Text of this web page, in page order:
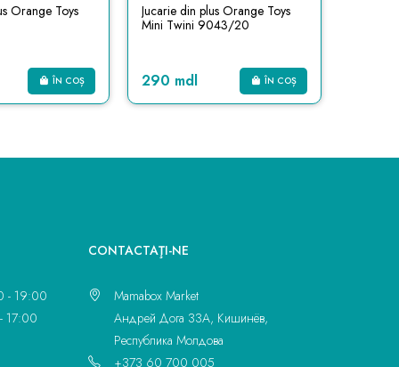
Orange Toys
ÎN COȘ
Jucarie din plus Orange Toys
Mini Twini 9043/20
290 mdl ÎN COȘ
- 19:00
17:00
CONTACTAŢI-NE
Mamabox Market
Андрей Дога 33A, Кишинёв,
Республика Молдова
+373 60 700 005